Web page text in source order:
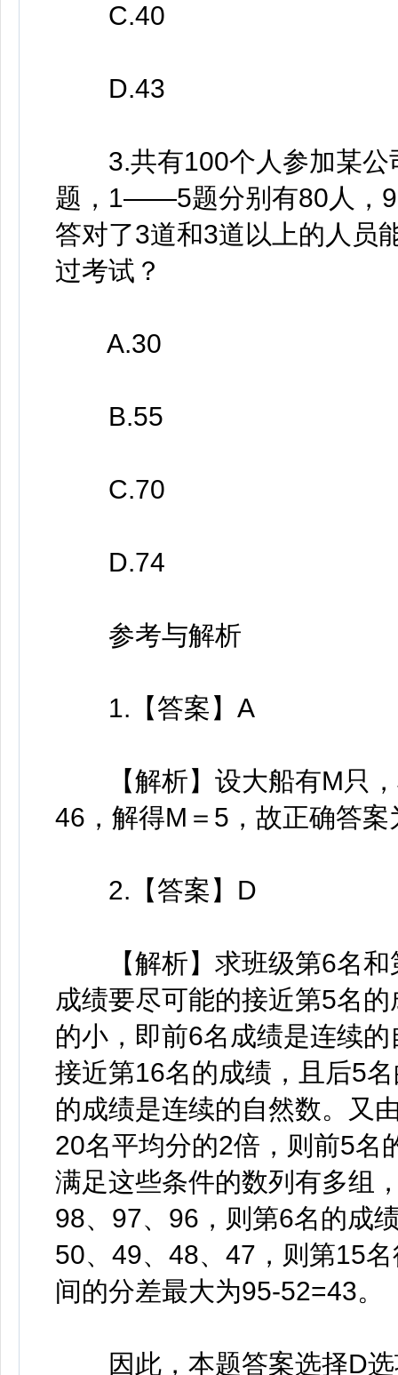
C.40
D.43
3.共有100个人参加某公
题，1——5题分别有80人，
答对了3道和3道以上的人员
过考试？
A.30
B.55
C.70
D.74
参考与解析
1.【答案】A
【解析】设大船有M只
46，解得M＝5，故正确答案
2.【答案】D
【解析】求班级第6名和
成绩要尽可能的接近第5名
的小，即前6名成绩是连续
接近第16名的成绩，且后5
的成绩是连续的自然数。又
20名平均分的2倍，则前5名
满足这些条件的数列有多组
98、97、96，则第6名的成
50、49、48、47，则第15
间的分差最大为95-52=43。
因此，本题答案选择D选